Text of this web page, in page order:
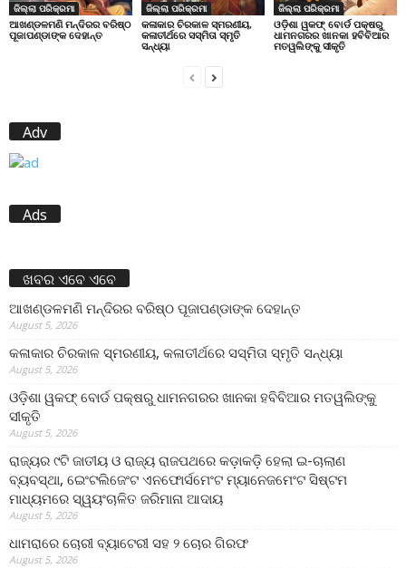
ଜିଲ୍ଲା ପରିକ୍ରମା
ଆଖଣ୍ଡଳମଣି ମନ୍ଦିରର ବରିଷ୍ଠ
ପୂଜାପଣ୍ଡାଙ୍କ ଦେହାନ୍ତ
ଜିଲ୍ଲା ପରିକ୍ରମା
କଳାକାର ଚିରକାଳ ସ୍ମରଣୀୟ,
କଳାତୀର୍ଥରେ ସସ୍ମିତା ସ୍ମୃତି
ସନ୍ଧ୍ୟା
ଜିଲ୍ଲା ପରିକ୍ରମା
ଓଡ଼ିଶା ୱକଫ୍ ବୋର୍ଡ ପକ୍ଷରୁ
ଧାମନଗରର ଖାନକା ହବିବିଆର
ମତୱଲିଙ୍କୁ ସୀକୃତି
Adv
Ads
ଖବର ଏବେ ଏବେ
ଆଖଣ୍ଡଳମଣି ମନ୍ଦିରର ବରିଷ୍ଠ ପୂଜାପଣ୍ଡାଙ୍କ ଦେହାନ୍ତ
August 5, 2026
କଳାକାର ଚିରକାଳ ସ୍ମରଣୀୟ, କଳାତୀର୍ଥରେ ସସ୍ମିତା ସ୍ମୃତି ସନ୍ଧ୍ୟା
August 5, 2026
ଓଡ଼ିଶା ୱକଫ୍ ବୋର୍ଡ ପକ୍ଷରୁ ଧାମନଗରର ଖାନକା ହବିବିଆର ମତୱଲିଙ୍କୁ
ସୀକୃତି
August 5, 2026
ରାଜ୍ୟର ୯ଟି ଜାତୀୟ ଓ ରାଜ୍ୟ ରାଜପଥରେ କଡ଼ାକଡ଼ି ହେଲା ଇ-ଚାଲାଣ
ବ୍ୟବସ୍ଥା, ଇେଂଟଲିଜେଂଟ ଏନଫୋର୍ସମେଂଟ ମ୍ୟାନେଜମେଂଟ ସିଷ୍ଟମ
ମାଧ୍ୟମରେ ସ୍ୱୟଂଚାଳିତ ଜରିମାନା ଆଦାୟ
August 5, 2026
ଧାମରାରେ ଚୋରୀ ବ୍ୟାଟେରୀ ସହ ୨ ଚୋର ଗିରଫ
August 5, 2026